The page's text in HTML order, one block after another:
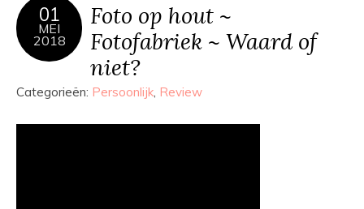
01
MEI
2018
Foto op hout ~
Fotofabriek ~ Waard of
niet?
Categorieën: Persoonlijk, Review